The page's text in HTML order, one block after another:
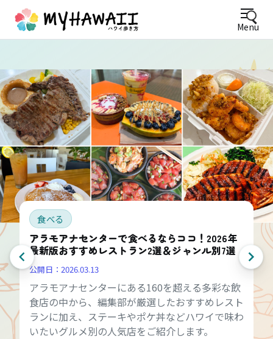
Menu
食べる
アラモアナセンターで食べるならココ！2026年
最新版おすすめレストラン2選＆ジャンル別7選
公開日： 2026.03.13
アラモアナセンターにある160を超える多彩な飲
食店の中から、編集部が厳選したおすすめレスト
ランに加え、ステーキやポケ丼などハワイで味わ
いたいグルメ別の人気店をご紹介します。